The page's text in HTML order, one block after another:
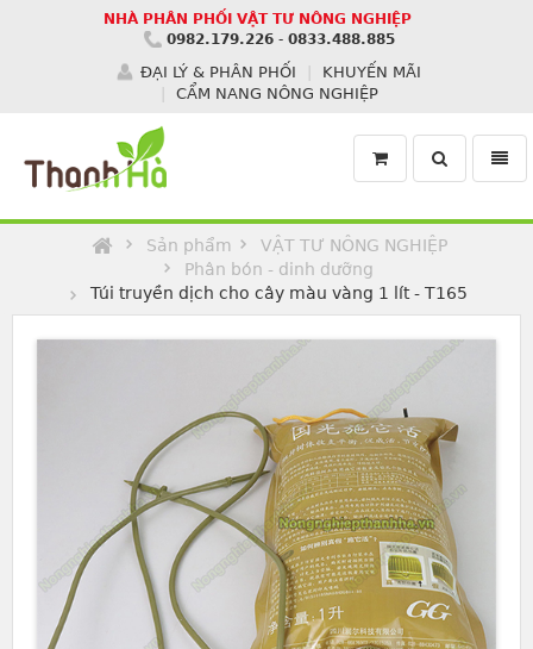
NHÀ PHÂN PHỐI VẬT TƯ NÔNG NGHIỆP
0982.179.226 - 0833.488.885
ĐẠI LÝ & PHÂN PHỐI
KHUYẾN MÃI
CẨM NANG NÔNG NGHIỆP
Toggle
search
Sản phẩm
VẬT TƯ NÔNG NGHIỆP
Phân bón - dinh dưỡng
Túi truyền dịch cho cây màu vàng 1 lít - T165